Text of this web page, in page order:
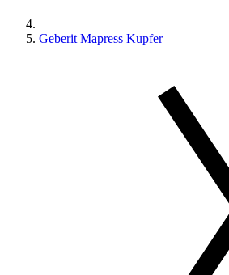
Geberit Mapress Kupfer